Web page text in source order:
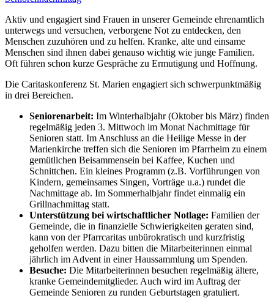
Aktiv und engagiert sind Frauen in unserer Gemeinde ehrenamtlich
unterwegs und versuchen, verborgene Not zu entdecken, den
Menschen zuzuhören und zu helfen. Kranke, alte und einsame
Menschen sind ihnen dabei genauso wichtig wie junge Familien.
Oft führen schon kurze Gespräche zu Ermutigung und Hoffnung.
Die Caritaskonferenz St. Marien engagiert sich schwerpunktmäßig
in drei Bereichen.
Seniorenarbeit: Im Winterhalbjahr (Oktober bis März) finden
regelmäßig jeden 3. Mittwoch im Monat Nachmittage für
Senioren statt. Im Anschluss an die Heilige Messe in der
Marienkirche treffen sich die Senioren im Pfarrheim zu einem
gemütlichen Beisammensein bei Kaffee, Kuchen und
Schnittchen. Ein kleines Programm (z.B. Vorführungen von
Kindern, gemeinsames Singen, Vorträge u.a.) rundet die
Nachmittage ab. Im Sommerhalbjahr findet einmalig ein
Grillnachmittag statt.
Unterstützung bei wirtschaftlicher Notlage: Familien der
Gemeinde, die in finanzielle Schwierigkeiten geraten sind,
kann von der Pfarrcaritas unbürokratisch und kurzfristig
geholfen werden. Dazu bitten die Mitarbeiterinnen einmal
jährlich im Advent in einer Haussammlung um Spenden.
Besuche: Die Mitarbeiterinnen besuchen regelmäßig ältere,
kranke Gemeindemitglieder. Auch wird im Auftrag der
Gemeinde Senioren zu runden Geburtstagen gratuliert.